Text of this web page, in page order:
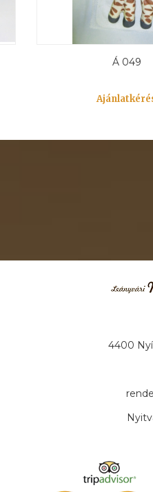
Á 049
4400